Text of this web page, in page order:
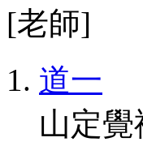
[老師]
道一
山定覺